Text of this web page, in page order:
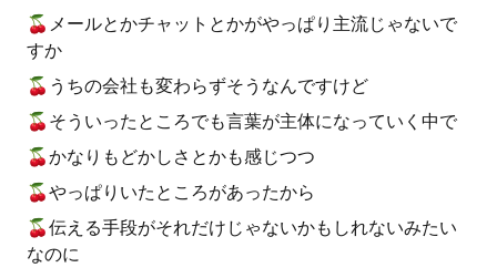
🍒メールとかチャットとかがやっぱり主流じゃないで
すか
🍒うちの会社も変わらずそうなんですけど
🍒そういったところでも言葉が主体になっていく中で
🍒かなりもどかしさとかも感じつつ
🍒やっぱりいたところがあったから
🍒伝える手段がそれだけじゃないかもしれないみたい
なのに